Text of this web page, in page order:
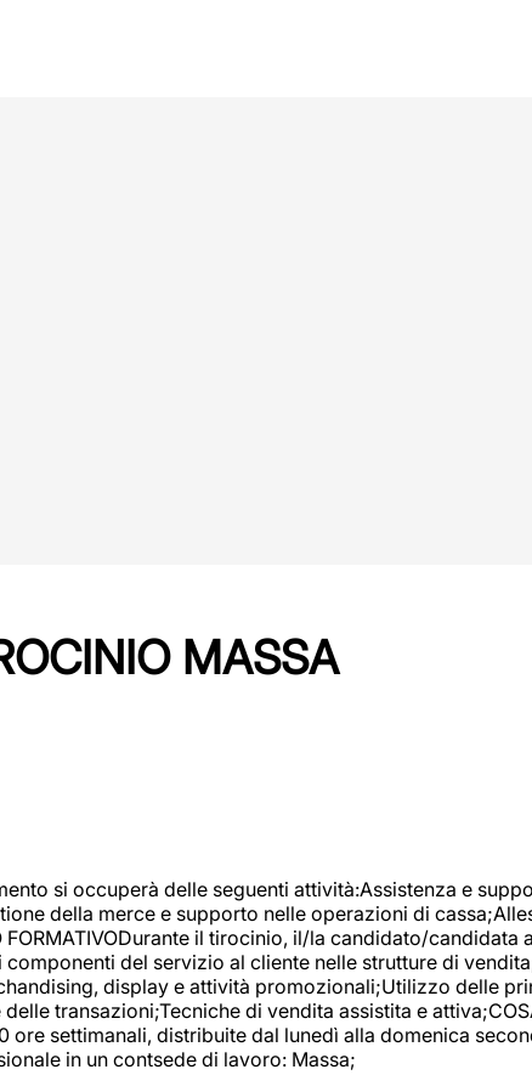
MASSA
si occuperà delle seguenti attività:Assistenza e
della merce e supporto nelle operazioni di
FORMATIVODurante il tirocinio, il/la candidato/
del servizio al cliente nelle strutture di
display e attività promozionali;Utilizzo delle
transazioni;Tecniche di vendita assistita e
settimanali, distribuite dal lunedì alla domenica
in un contsede di lavoro: Massa;